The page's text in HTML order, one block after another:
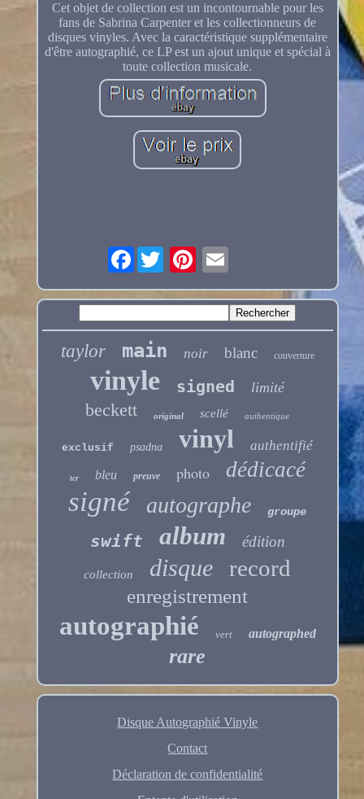
Cet objet de collection est un incontournable pour les
fans de Sabrina Carpenter et les collectionneurs de
disques vinyles. Avec la caractéristique supplémentaire
d'être autographié, ce LP est un ajout unique et spécial à
toute collection musicale.
Facebook
taylor main noir blanc couverture
vinyle signed limité
beckett original scellé authentique
exclusif psadna vinyl authentifié
tcr bleu preuve photo dédicacé
signé autographe groupe
swift album édition
collection disque record
enregistrement
autographié vert autographed
rare
Disque Autographié Vinyle
Contact
Déclaration de confidentialité